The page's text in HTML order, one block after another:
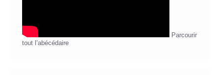
Parcourir
tout l’abécédaire